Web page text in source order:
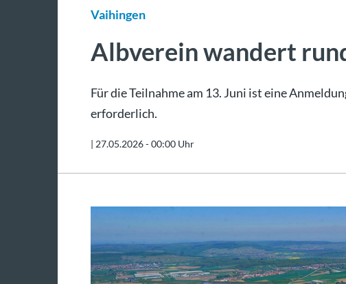
Vaihingen
Albverein wandert
Für die Teilnahme am 13. Juni ist eine
erforderlich.
| 27.05.2026 - 00:00 Uhr